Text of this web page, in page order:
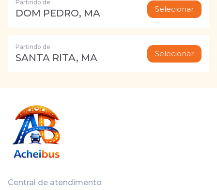
Partindo de
DOM PEDRO, MA Selecionar
Partindo de
SANTA RITA, MA Selecionar
Central de atendimento